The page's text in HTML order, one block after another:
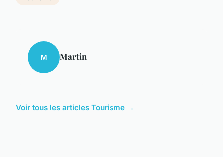
M Martin
Voir tous les articles Tourisme →